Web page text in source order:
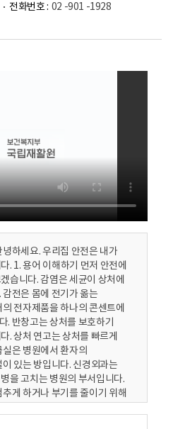
전화번호 : 02 -901 -1928
하세요. 우리집 안전은 내가
. 1. 용어 이해하기 먼저 안전에
습니다. 감염은 세균이 상처에
전은 몸에 전기가 옮는
전자제품을 하나의 콘센트에
. 반창고는 상처를 보호하기
. 상처 연고는 상처를 빠르게
은 병원에서 환자의
있는 방입니다. 신경외과는
을 고치는 병원의 부서입니다.
게 하거나 부기를 줄이기 위해